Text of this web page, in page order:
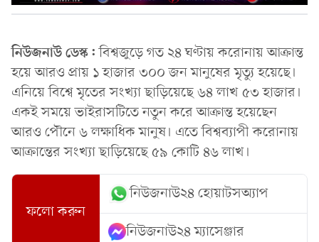
নিউজনাউ ডেস্ক:বিশ্বজুড়ে গত ২৪ ঘণ্টায় করোনায় আক্রান্ত
হয়ে আরও প্রায় ১ হাজার ৩০০ জন মানুষের মৃত্যু হয়েছে।
এনিয়ে বিশ্বে মৃতের সংখ্যা ছাড়িয়েছে ৬৪ লাখ ৫৩ হাজার।
একই সময়ে ভাইরাসটিতে নতুন করে আক্রান্ত হয়েছেন
আরও পৌনে ৬ লক্ষাধিক মানুষ। এতে বিশ্বব্যাপী করোনায়
আক্রান্তের সংখ্যা ছাড়িয়েছে ৫৯ কোটি ৪৬ লাখ।
ফলো করুন
নিউজনাউ২৪ হোয়াটসঅ্যাপ
নিউজনাউ২৪ ম্যাসেঞ্জার